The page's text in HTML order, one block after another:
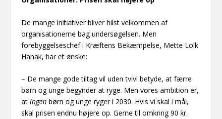
De mange initiativer bliver hilst velkommen af
organisationerne bag undersøgelsen. Men
forebyggelseschef i Kræftens Bekæmpelse, Mette Lolk
Hanak, har et ønske:
– De mange gode tiltag vil uden tvivl betyde, at færre
børn og unge begynder at ryge. Men vores ambition er,
at ingen børn og unge ryger i 2030. Hvis vi skal i mål,
skal prisen endnu højere op. Gerne til omkring 90 kr.